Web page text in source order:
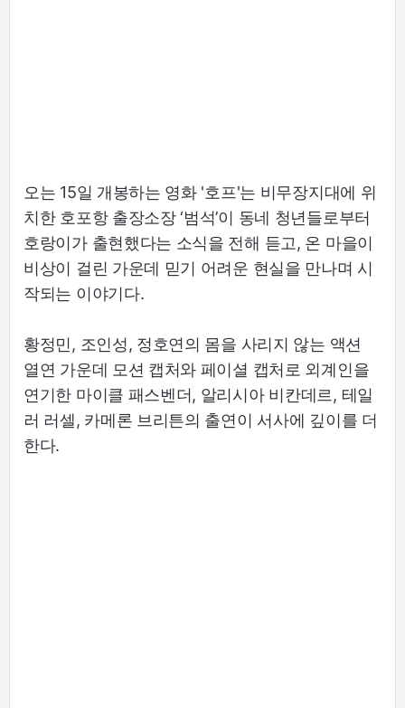
오는 15일 개봉하는 영화 '호프'는 비무장지대에 위
치한 호포항 출장소장 ‘범석’이 동네 청년들로부터
호랑이가 출현했다는 소식을 전해 듣고, 온 마을이
비상이 걸린 가운데 믿기 어려운 현실을 만나며 시
작되는 이야기다.
황정민, 조인성, 정호연의 몸을 사리지 않는 액션
열연 가운데 모션 캡처와 페이셜 캡처로 외계인을
연기한 마이클 패스벤더, 알리시아 비칸데르, 테일
러 러셀, 카메론 브리튼의 출연이 서사에 깊이를 더
한다.